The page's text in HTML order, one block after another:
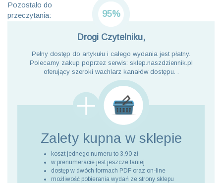
Pozostało do
przeczytania:
95%
Drogi Czytelniku,
Pełny dostęp do artykułu i całego wydania jest płatny.
Polecamy zakup poprzez serwis: sklep.naszdziennik.pl
oferujący szeroki wachlarz kanałów dostępu. .
Zalety kupna w sklepie
koszt jednego numeru to 3,90 zł
w prenumeracie jest jeszcze taniej
dostęp w dwóch formach PDF oraz on-line
możliwość pobierania wydań ze strony sklepu